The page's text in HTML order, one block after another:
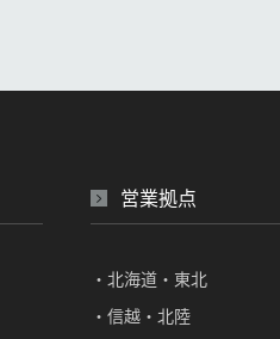
営業拠点
・北海道・東北
・信越・北陸